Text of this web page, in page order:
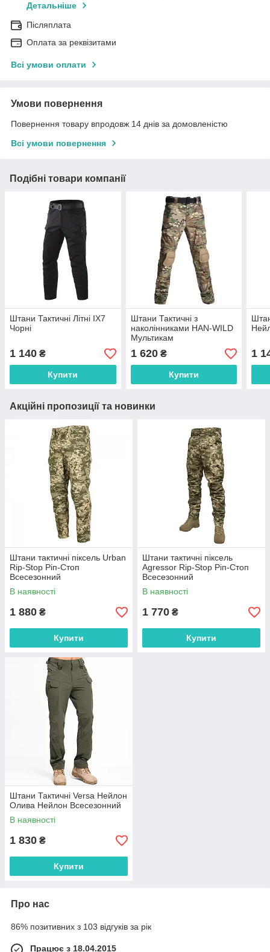
Детальніше
Післяплата
Оплата за реквізитами
Всі умови оплати
Умови повернення
Повернення товару впродовж 14 днів за домовленістю
Всі умови повернення
Подібні товари компанії
Штани Тактичні Літні IX7
Чорні
1 140 ₴
Купити
Штани Тактичні з
наколінниками HAN-WILD
Мультикам
1 620₴
Купити
1
Акційні пропозиції та новинки
Штани тактичні піксель Urban
Rip-Stop Ріп-Стоп
Всесезонний
В наявності
1 880 ₴
Купити
Штани тактичні піксель
Agressor Rip-Stop Ріп-Стоп
Всесезонний
В наявності
1 770 ₴
Купити
Штани Тактичні Versa Нейлон
Олива Нейлон Всесезонний
В наявності
1 830 ₴
Купити
Про нас
86% позитивних з 103 відгуків за рік
Працює з 18.04.2015